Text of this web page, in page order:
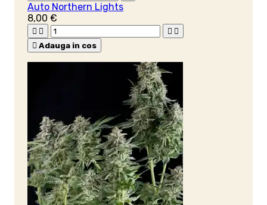
Auto Northern Lights
8,00 €
   
 Adauga in cos